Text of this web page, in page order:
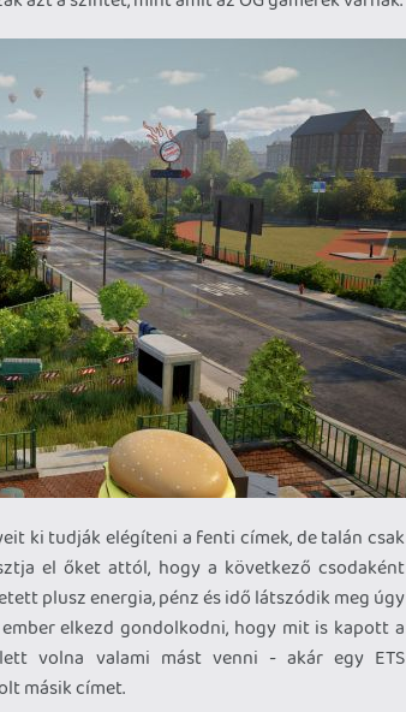
ki tudják elégíteni a fenti címek, de talán csak
el őket attól, hogy a következő csodaként
plusz energia, pénz és idő látszódik meg úgy
elkezd gondolkodni, hogy mit is kapott a
volna valami mást venni - akár egy ETS
másik címet.